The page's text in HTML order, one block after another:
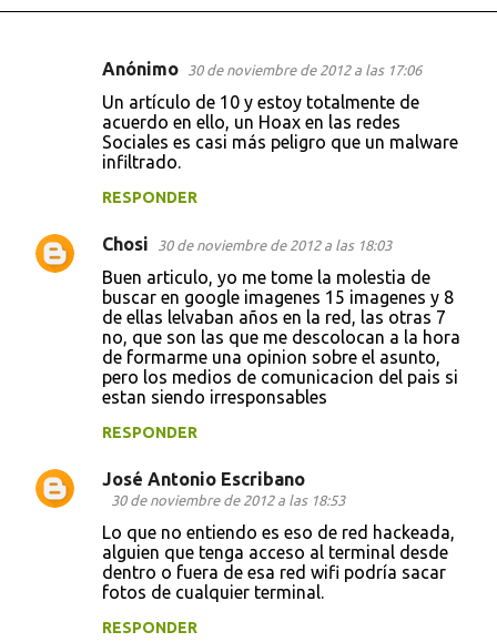
t
a
Anónimo 30 de noviembre de 2012 a las 17:06
Un artículo de 10 y estoy totalmente de
acuerdo en ello, un Hoax en las redes
Sociales es casi más peligro que un malware
infiltrado.
RESPONDER
Chosi 30 de noviembre de 2012 a las 18:03
Buen articulo, yo me tome la molestia de
buscar en google imagenes 15 imagenes y 8
de ellas lelvaban años en la red, las otras 7
no, que son las que me descolocan a la hora
de formarme una opinion sobre el asunto,
pero los medios de comunicacion del pais si
estan siendo irresponsables
RESPONDER
José Antonio Escribano
30 de noviembre de 2012 a las 18:53
Lo que no entiendo es eso de red hackeada,
alguien que tenga acceso al terminal desde
dentro o fuera de esa red wifi podría sacar
fotos de cualquier terminal.
RESPONDER